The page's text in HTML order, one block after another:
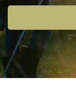
Buttons